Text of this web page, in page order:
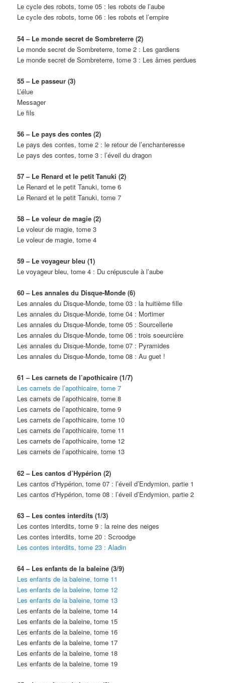
Le cycle des robots, tome 05 : les robots de l’aube
Le cycle des robots, tome 06 : les robots et l’empire
54 – Le monde secret de Sombreterre (2)
Le monde secret de Sombreterre, tome 2 : Les gardiens
Le monde secret de Sombreterre, tome 3 : Les âmes perdues
55 – Le passeur (3)
L’élue
Messager
Le fils
56 – Le pays des contes (2)
Le pays des contes, tome 2 : le retour de l’enchanteresse
Le pays des contes, tome 3 : l’éveil du dragon
57 – Le Renard et le petit Tanuki (2)
Le Renard et le petit Tanuki, tome 6
Le Renard et le petit Tanuki, tome 7
58 – Le voleur de magie (2)
Le voleur de magie, tome 3
Le voleur de magie, tome 4
59 – Le voyageur bleu (1)
Le voyageur bleu, tome 4 : Du crépuscule à l’aube
60 – Les annales du Disque-Monde (6)
Les annales du Disque-Monde, tome 03 : la huitième fille
Les annales du Disque-Monde, tome 04 : Mortimer
Les annales du Disque-Monde, tome 05 : Sourcellerie
Les annales du Disque-Monde, tome 06 : trois soeurcière
Les annales du Disque-Monde, tome 07 : Pyramides
Les annales du Disque-Monde, tome 08 : Au guet !
61 – Les carnets de l’apothicaire (1/7)
Les carnets de l’apothicaire, tome 7
Les carnets de l’apothicaire, tome 8
Les carnets de l’apothicaire, tome 9
Les carnets de l’apothicaire, tome 10
Les carnets de l’apothicaire, tome 11
Les carnets de l’apothicaire, tome 12
Les carnets de l’apothicaire, tome 13
62 – Les cantos d’Hypérion (2)
Les cantos d’Hypérion, tome 07 : l’éveil d’Endymion, partie 1
Les cantos d’Hypérion, tome 08 : l’éveil d’Endymion, partie 2
63 – Les contes interdits (1/3)
Les contes interdits, tome 9 : la reine des neiges
Les contes interdits, tome 20 : Scroodge
Les contes interdits, tome 23 : Aladin
64 – Les enfants de la baleine (3/9)
Les enfants de la baleine, tome 11
Les enfants de la baleine, tome 12
Les enfants de la baleine, tome 13
Les enfants de la baleine, tome 14
Les enfants de la baleine, tome 15
Les enfants de la baleine, tome 16
Les enfants de la baleine, tome 17
Les enfants de la baleine, tome 18
Les enfants de la baleine, tome 19